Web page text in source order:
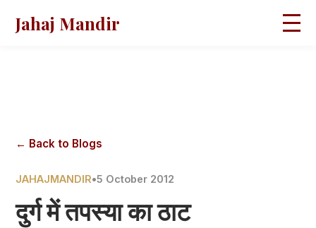
Jahaj Mandir
← Back to Blogs
JAHAJMANDIR•5 October 2012
दुर्ग में तपस्या का ठाट